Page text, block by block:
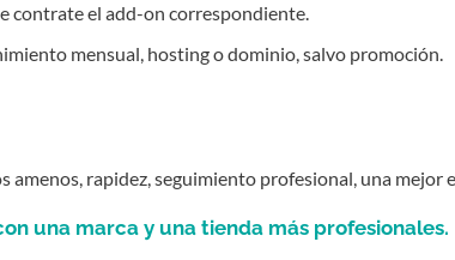
contrate el add-on correspondiente.
mensual, hosting o dominio, salvo promoción.
amenos, rapidez, seguimiento profesional, una
una marca y una tienda más profesionales.